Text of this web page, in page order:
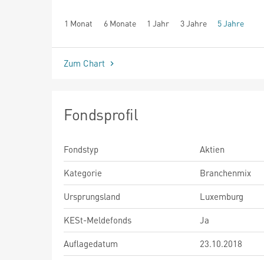
1 Monat 6 Monate 1 Jahr 3 Jahre 5 Jahre
seit Beginn
Zum Chart
Fondsprofil
Fondstyp
Aktien
Kategorie
Branchenmix
Ursprungsland
Luxemburg
KESt-Meldefonds
Ja
Auflagedatum
23.10.2018